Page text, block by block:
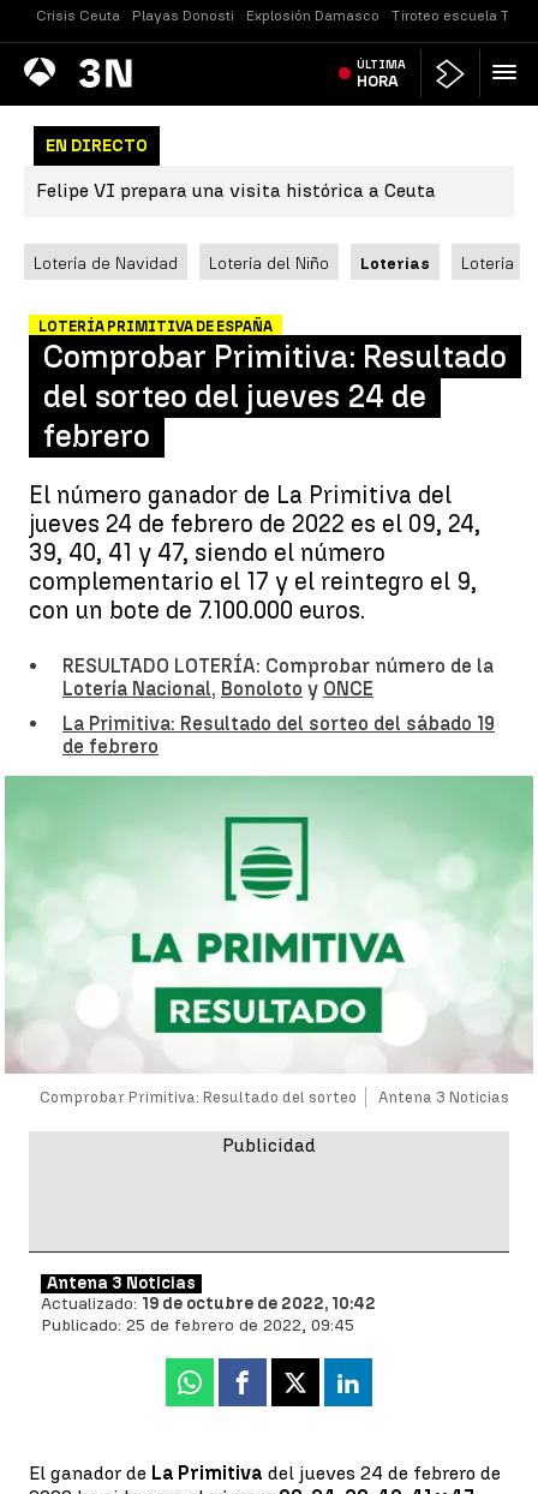
Crisis Ceuta Playas Donosti Explosión Damasco Tiroteo escuela
Antena
3 Noticias ÚLTIMA
HORA
EN DIRECTO
Felipe VI prepara una visita histórica a Ceuta
Lotería de Navidad Lotería del Niño Loterías Lotería
LOTERÍA PRIMITIVA DE ESPAÑA
Comprobar Primitiva: Resultado
del sorteo del jueves 24 de
febrero
El número ganador de La Primitiva del
jueves 24 de febrero de 2022 es el 09, 24,
39, 40, 41 y 47, siendo el número
complementario el 17 y el reintegro el 9,
con un bote de 7.100.000 euros.
RESULTADO LOTERÍA: Comprobar número de la
Lotería Nacional, Bonoloto y ONCE
La Primitiva: Resultado del sorteo del sábado 19
de febrero
Comprobar Primitiva: Resultado del sorteo Antena 3 Noticias
Antena 3 Noticias
Actualizado: 19 de octubre de 2022, 10:42
Publicado: 25 de febrero de 2022, 09:45
Whatsapp
Facebook
X Linkedin
El ganador de La Primitiva del jueves 24 de febrero de